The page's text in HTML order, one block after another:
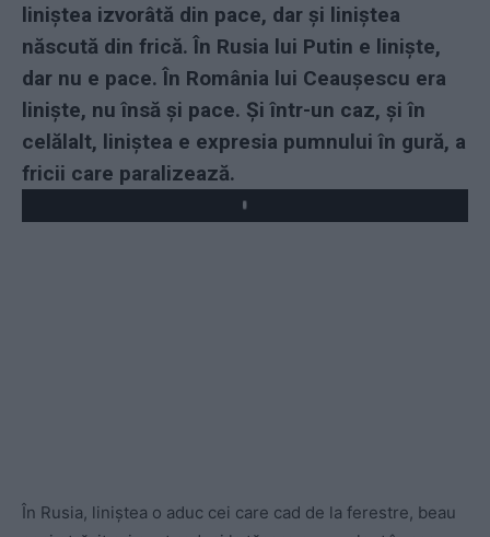
liniștea izvorâtă din pace, dar și liniștea
născută din frică. În Rusia lui Putin e liniște,
dar nu e pace. În România lui Ceaușescu era
liniște, nu însă și pace. Și într-un caz, și în
celălalt, liniștea e expresia pumnului în gură, a
fricii care paralizează.
Play
În Rusia, liniștea o aduc cei care cad de la ferestre, beau